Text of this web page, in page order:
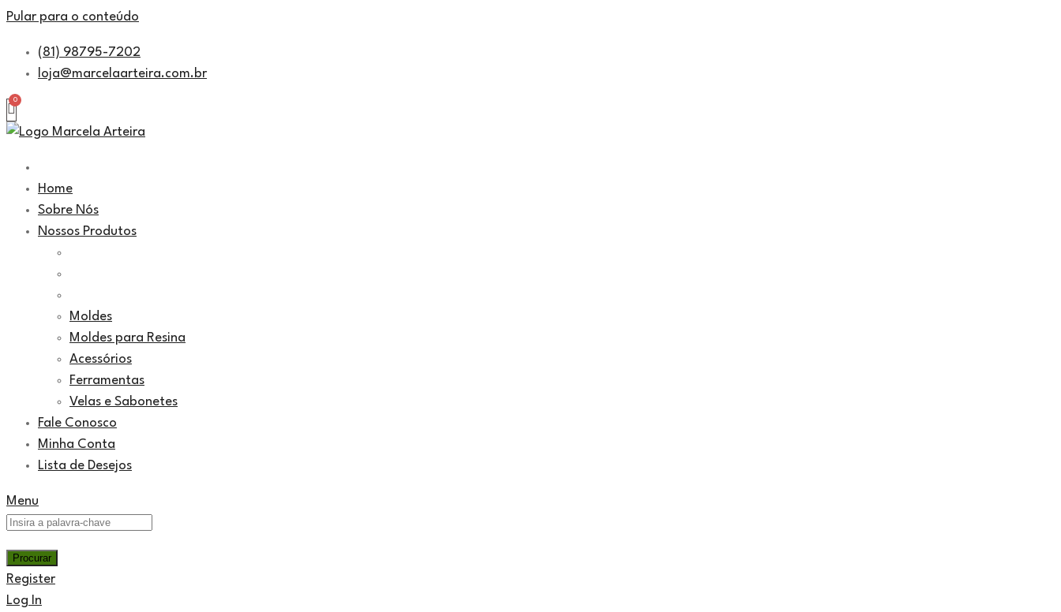
Pular para o conteúdo
(81) 98795-7202
loja@marcelaarteira.com.br
Home
Sobre Nós
Nossos Produtos
Moldes
Moldes para Resina
Acessórios
Ferramentas
Velas e Sabonetes
Fale Conosco
Minha Conta
Lista de Desejos
Menu
Register
Log In